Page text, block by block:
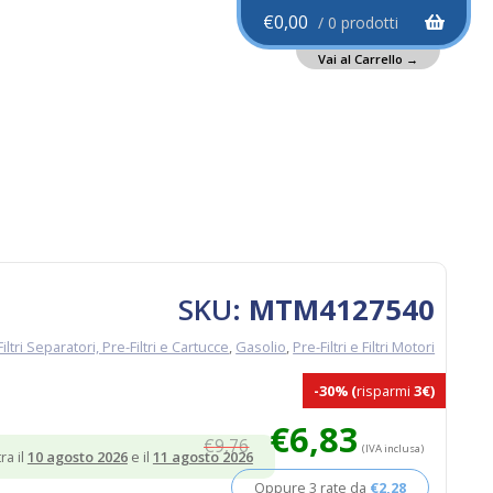
€0,00 0 prodotti
-30% (risparmi 3€)
SKU: MTM4127540
Separatori, Pre-Filtri e Cartucce, Gasolio, Pre-Filtri e Filtri Motori
€9,76
prezzo
originale
era:
€6,83 prezzo
attuale
è:
(IVA inclusa)
Oppure 3 rate da €2,28
il 10 agosto 2026 e il 11 agosto 2026